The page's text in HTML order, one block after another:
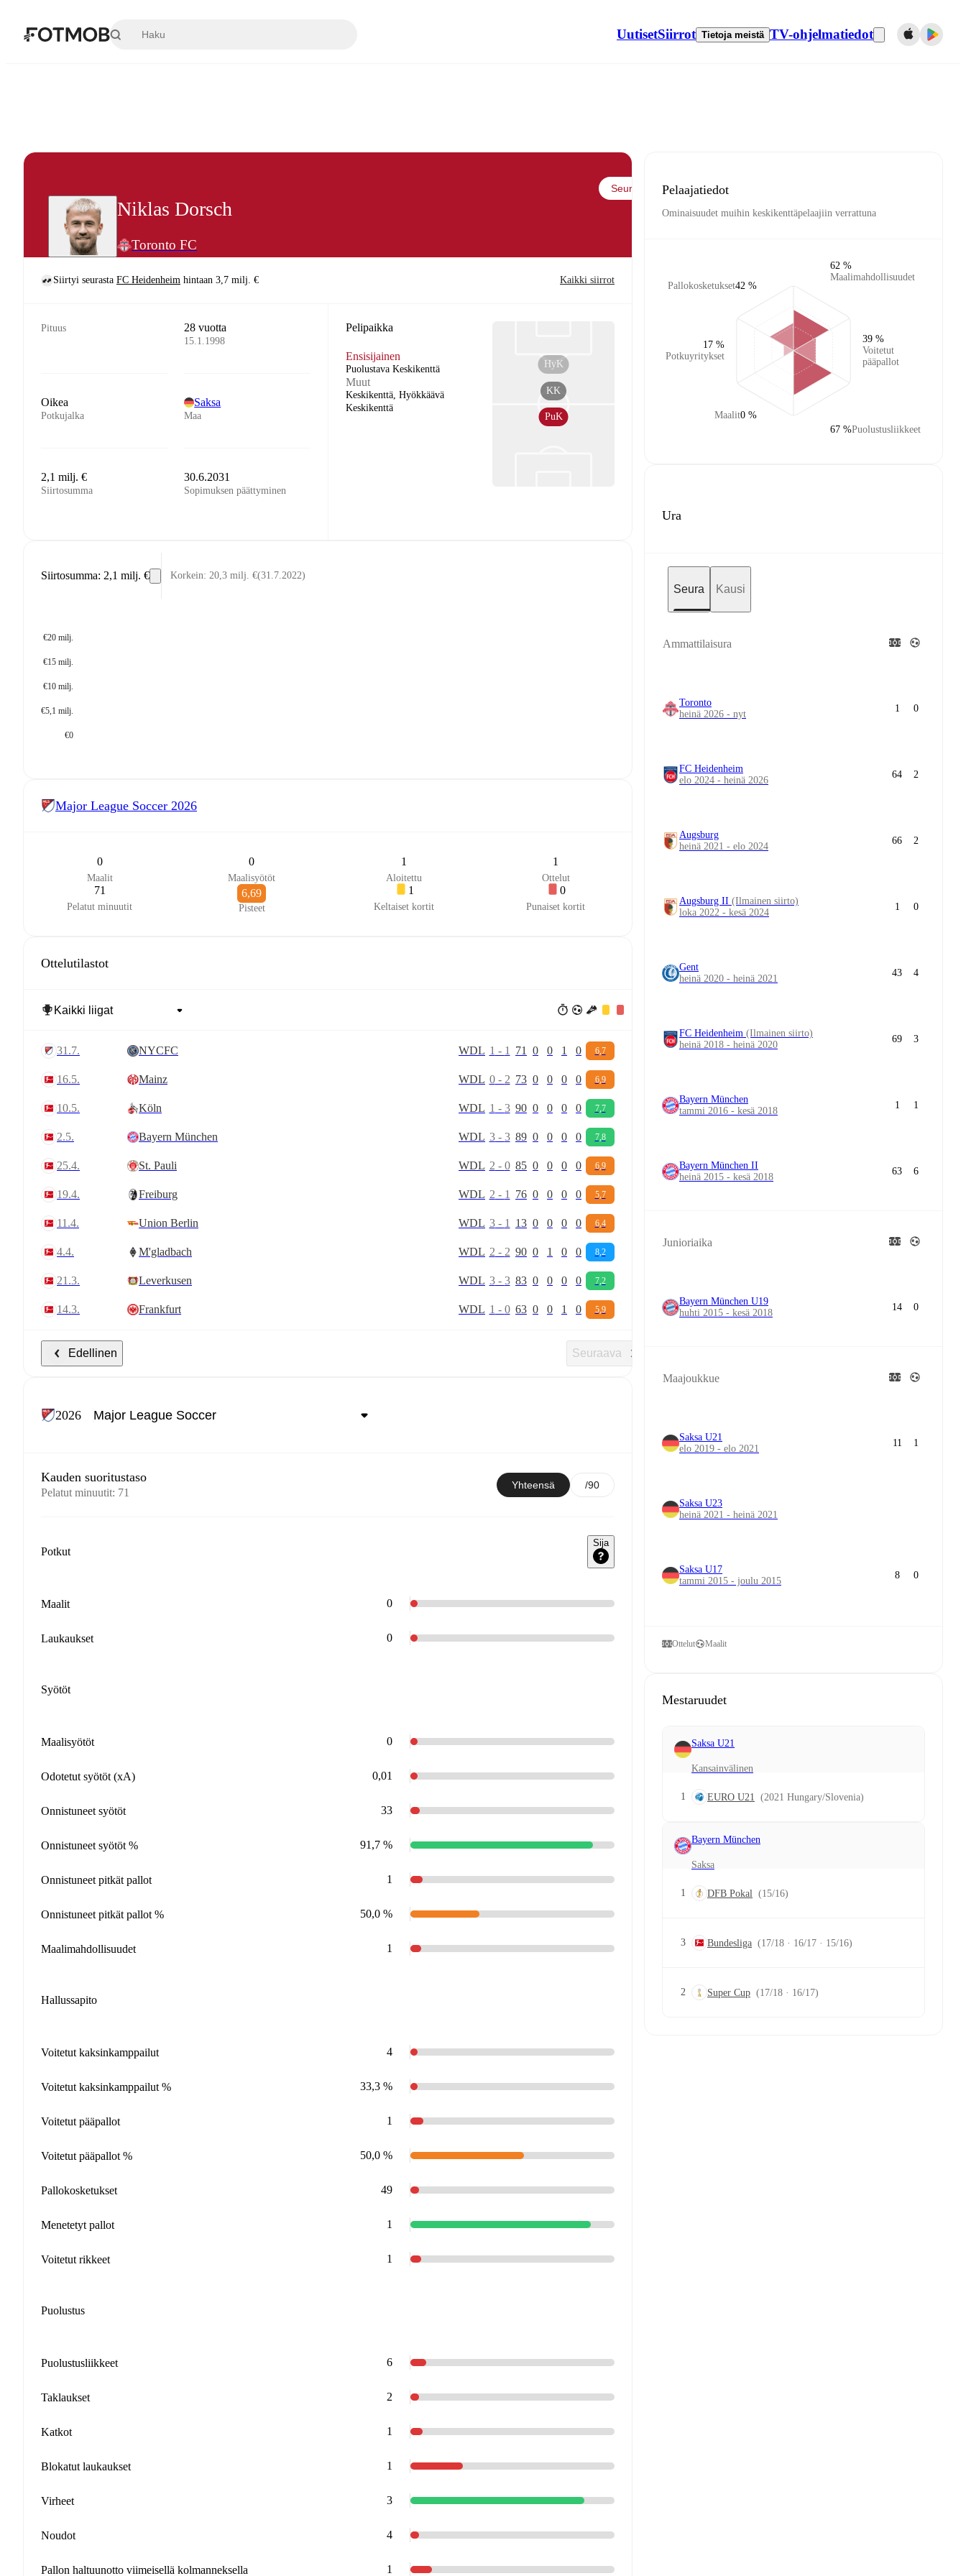
UutisetSiirrot Tietoja meistä TV-ohjelmatiedot
Niklas Dorsch
Toronto FC
Seuraa
Siirtyi seurasta FC Heidenheim hintaan 3,7 milj. € Kaikki siirrot
Pituus 28 vuotta
15.1.1998
Oikea
Potkujalka
Saksa
Maa
2,1 milj. €
Siirtosumma
30.6.2031
Sopimuksen päättyminen
Pelipaikka
Ensisijainen
Puolustava Keskikenttä
Muut
Keskikenttä, Hyökkäävä
Keskikenttä
PuK
KK
HyK
Siirtosumma: 2,1 milj. € Korkein: 20,3 milj. €(31.7.2022)
€20 milj.
€15 milj.
€10 milj.
€5,1 milj.
€0
Major League Soccer 2026
0
Maalit
0
Maalisyötöt
1
Aloitettu
1
Ottelut
71
Pelatut minuutit
6,69
Pisteet
1
Keltaiset kortit
0
Punaiset kortit
Ottelutilastot
31.7. NYCFC WDL 1 - 1 71 0 0 1 0 6,7
16.5. Mainz WDL 0- 2 73 0 0 0 0 6,9
10.5. Köln WDL 1 - 3 90 0 0 0 0 7,7
2.5. Bayern München WDL 3- 3 89 0 0 0 0 7,8
25.4. St. Pauli WDL 2 - 0 85 0 0 0 0 6,9
19.4. Freiburg WDL 2 - 1 76 0 0 0 0 5,7
11.4. Union Berlin WDL 3- 1 13 0 0 0 0 6,4
4.4. M'gladbach WDL 2 - 2 90 0 1 0 0 8,2
21.3. Leverkusen WDL 3- 3 83 0 0 0 0 7,2
14.3. Frankfurt WDL 1 - 0 63 0 0 1 0 5,9
Edellinen Seuraava
2026
Kauden suoritustaso
Pelatut minuutit: 71
Yhteensä /90
Potkut
Sija
Maalit 0
Laukaukset 0
Syötöt
Maalisyötöt 0
Odotetut syötöt (xA) 0,01
Onnistuneet syötöt 33
Onnistuneet syötöt % 91,7 %
Onnistuneet pitkät pallot 1
Onnistuneet pitkät pallot % 50,0 %
Maalimahdollisuudet 1
Hallussapito
Voitetut kaksinkamppailut 4
Voitetut kaksinkamppailut % 33,3 %
Voitetut pääpallot 1
Voitetut pääpallot % 50,0 %
Pallokosketukset 49
Menetetyt pallot 1
Voitetut rikkeet 1
Puolustus
Puolustusliikkeet 6
Taklaukset 2
Katkot 1
Blokatut laukaukset 1
Virheet 3
Noudot 4
Pallon haltuunotto viimeisellä kolmanneksella 1
Pelaajatiedot
Ominaisuudet muihin keskikenttäpelaajiin verrattuna
Pallokosketukset42 %
Potkuyritykset
17 %
Maalit0 %
Maalimahdollisuudet
62 %
Voitetut
pääpallot
39 %
Puolustusliikkeet
67 %
Ura
Seura Kausi
Ammattilaisura
Toronto
heinä 2026 - nyt
1 0
FC Heidenheim
elo 2024 - heinä 2026
64 2
Augsburg
heinä 2021 - elo 2024
66 2
Augsburg II (Ilmainen siirto)
loka 2022 - kesä 2024
1 0
Gent
heinä 2020 - heinä 2021
43 4
FC Heidenheim (Ilmainen siirto)
heinä 2018 - heinä 2020
69 3
Bayern München
tammi 2016 - kesä 2018
1 1
Bayern München II
heinä 2015 - kesä 2018
63 6
Junioriaika
Bayern München U19
huhti 2015 - kesä 2018
14 0
Maajoukkue
Saksa U21
elo 2019 - elo 2021
11 1
Saksa U23
heinä 2021 - heinä 2021
Saksa U17
tammi 2015 - joulu 2015
8 0
Ottelut Maalit
Mestaruudet
Saksa U21
Kansainvälinen
1 EURO U21 (2021 Hungary/Slovenia)
Bayern München
Saksa
1 DFB Pokal (15/16)
3 Bundesliga (17/18 · 16/17 · 15/16)
2 Super Cup (17/18 · 16/17)